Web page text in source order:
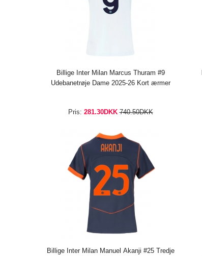
Billige Inter Milan Marcus Thuram #9
Udebanetrøje Dame 2025-26 Kort ærmer
Pris: 281.30DKK 740.50DKK
Billige Inter Milan Manuel Akanji #25 Tredje